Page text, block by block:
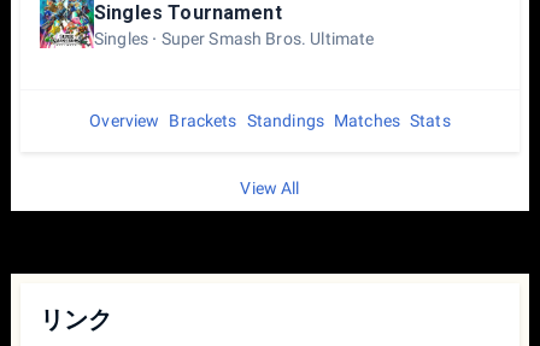
※ サドンデスの結果が適用されるのは以下の場合になりま
す。
・ 互いに同時に落下してサドンデスに突入した。
ただし、下記の内容に該当するコントローラーや部分的機
・ 連射機能のあるコントローラーは連射機能の使用は禁止
Singles Tournament
Singles Super Smash Bros. Ultimate
Overview Brackets Standings Matches Stats
View All
リンク